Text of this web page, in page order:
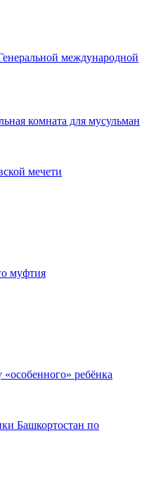
международной
комната для мусульман
мечети
муфтия
ребёнка
Башкортостан по